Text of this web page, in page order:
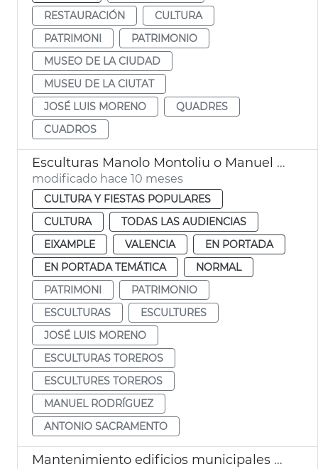
RESTAURACIÓN
CULTURA
PATRIMONI
PATRIMONIO
MUSEO DE LA CIUDAD
MUSEU DE LA CIUTAT
JOSÉ LUIS MORENO
QUADRES
CUADROS
Esculturas Manolo Montoliu o Manuel Granero València
modificado hace 10 meses
CULTURA Y FIESTAS POPULARES
CULTURA
TODAS LAS AUDIENCIAS
EIXAMPLE
VALENCIA
EN PORTADA
EN PORTADA TEMÁTICA
NORMAL
PATRIMONI
PATRIMONIO
ESCULTURAS
ESCULTURES
JOSÉ LUIS MORENO
ESCULTURAS TOREROS
ESCULTURES TOREROS
MANUEL RODRÍGUEZ
ANTONIO SACRAMENTO
Mantenimiento edificios municipales 40,8 millones Ayuntamiento València